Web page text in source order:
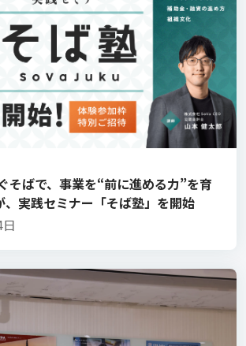
そばで、事業を“前に進める力”を育
、実践セミナー「そば塾」を開始